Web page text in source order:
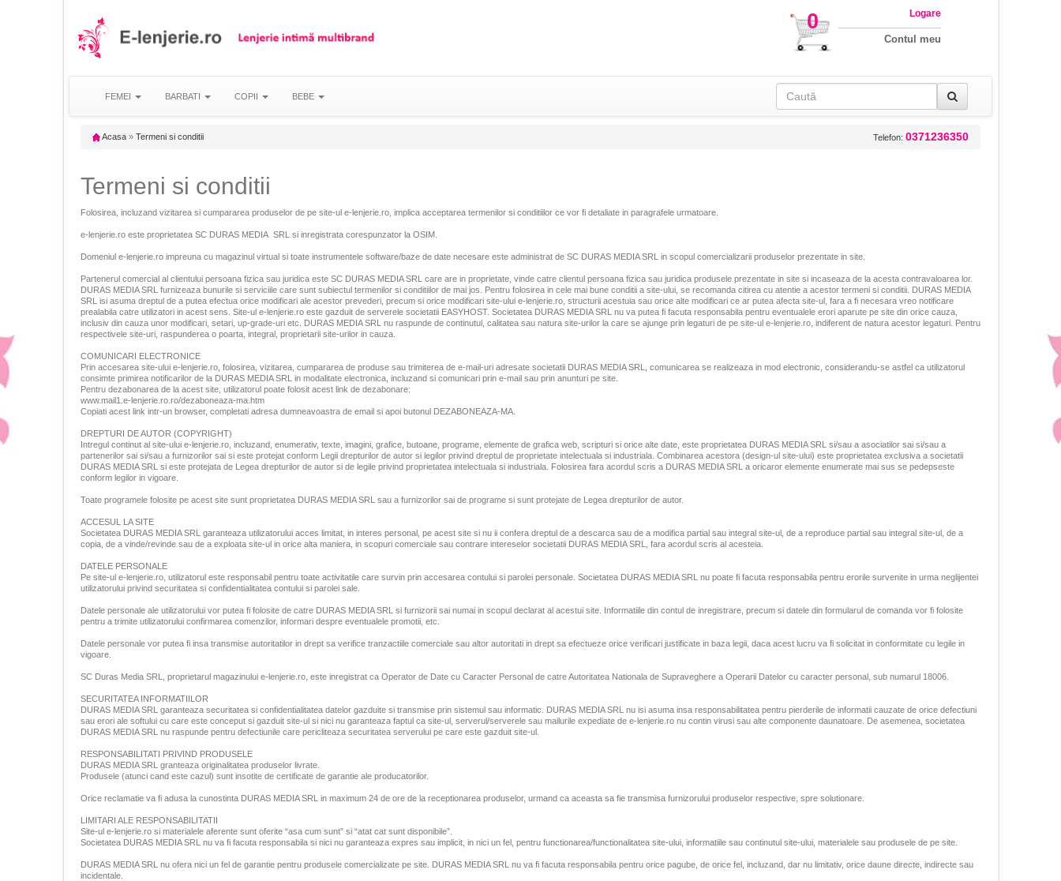
0 Logare
Contul meu
FEMEI BARBATI COPII BEBE
Acasa » Termeni si conditii Telefon: 0371236350
Termeni si conditii
Folosirea, incluzand vizitarea si cumpararea produselor de pe site-ul e-lenjerie.ro, implica acceptarea termenilor si conditiilor ce vor fi detaliate in paragrafele urmatoare.
e-lenjerie.ro este proprietatea SC DURAS MEDIA SRL si inregistrata corespunzator la OSIM.
Domeniul e-lenjerie.ro impreuna cu magazinul virtual si toate instrumentele software/baze de date necesare este administrat de SC DURAS MEDIA SRL in scopul comercializarii produselor prezentate in site.
Partenerul comercial al clientului persoana fizica sau juridica este SC DURAS MEDIA SRL care are in proprietate, vinde catre clientul persoana fizica sau juridica produsele prezentate in site si incaseaza de la acesta contravaloarea lor.
DURAS MEDIA SRL furnizeaza bunurile si serviciile care sunt subiectul termenilor si conditiilor de mai jos. Pentru folosirea in cele mai bune conditii a site-ului, se recomanda citirea cu atentie a acestor termeni si conditii. DURAS MEDIA
SRL isi asuma dreptul de a putea efectua orice modificari ale acestor prevederi, precum si orice modificari site-ului e-lenjerie.ro, structurii acestuia sau orice alte modificari ce ar putea afecta site-ul, fara a fi necesara vreo notificare
prealabila catre utilizatori in acest sens. Site-ul e-lenjerie.ro este gazduit de serverele societatii EASYHOST. Societatea DURAS MEDIA SRL nu va putea fi facuta responsabila pentru eventualele erori aparute pe site din orice cauza,
inclusiv din cauza unor modificari, setari, up-grade-uri etc. DURAS MEDIA SRL nu raspunde de continutul, calitatea sau natura site-urilor la care se ajunge prin legaturi de pe site-ul e-lenjerie.ro, indiferent de natura acestor legaturi. Pentru
respectivele site-uri, raspunderea o poarta, integral, proprietarii site-urilor in cauza.
COMUNICARI ELECTRONICE
Prin accesarea site-ului e-lenjerie.ro, folosirea, vizitarea, cumpararea de produse sau trimiterea de e-mail-uri adresate societatii DURAS MEDIA SRL, comunicarea se realizeaza in mod electronic, considerandu-se astfel ca utilizatorul
consimte primirea notificarilor de la DURAS MEDIA SRL in modalitate electronica, incluzand si comunicari prin e-mail sau prin anunturi pe site.
Pentru dezabonarea de la acest site, utilizatorul poate folosit acest link de dezabonare:
www.mail1.e-lenjerie.ro.ro/dezaboneaza-ma.htm
Copiati acest link intr-un browser, completati adresa dumneavoastra de email si apoi butonul DEZABONEAZA-MA.
DREPTURI DE AUTOR (COPYRIGHT)
Intregul continut al site-ului e-lenjerie.ro, incluzand, enumerativ, texte, imagini, grafice, butoane, programe, elemente de grafica web, scripturi si orice alte date, este proprietatea DURAS MEDIA SRL si/sau a asociatilor sai si/sau a
partenerilor sai si/sau a furnizorilor sai si este protejat conform Legii drepturilor de autor si legilor privind dreptul de proprietate intelectuala si industriala. Combinarea acestora (design-ul site-ului) este proprietatea exclusiva a societatii
DURAS MEDIA SRL si este protejata de Legea drepturilor de autor si de legile privind proprietatea intelectuala si industriala. Folosirea fara acordul scris a DURAS MEDIA SRL a oricaror elemente enumerate mai sus se pedepseste
conform legilor in vigoare.
Toate programele folosite pe acest site sunt proprietatea DURAS MEDIA SRL sau a furnizorilor sai de programe si sunt protejate de Legea drepturilor de autor.
ACCESUL LA SITE
Societatea DURAS MEDIA SRL garanteaza utilizatorului acces limitat, in interes personal, pe acest site si nu ii confera dreptul de a descarca sau de a modifica partial sau integral site-ul, de a reproduce partial sau integral site-ul, de a
copia, de a vinde/revinde sau de a exploata site-ul in orice alta maniera, in scopuri comerciale sau contrare intereselor societatii DURAS MEDIA SRL, fara acordul scris al acesteia.
DATELE PERSONALE
Pe site-ul e-lenjerie.ro, utilizatorul este responsabil pentru toate activitatile care survin prin accesarea contului si parolei personale. Societatea DURAS MEDIA SRL nu poate fi facuta responsabila pentru erorile survenite in urma neglijentei
utilizatorului privind securitatea si confidentialitatea contului si parolei sale.
Datele personale ale utilizatorului vor putea fi folosite de catre DURAS MEDIA SRL si furnizorii sai numai in scopul declarat al acestui site. Informatiile din contul de inregistrare, precum si datele din formularul de comanda vor fi folosite
pentru a trimite utilizatorului confirmarea comenzilor, informari despre eventualele promotii, etc.
Datele personale vor putea fi insa transmise autoritatilor in drept sa verifice tranzactiile comerciale sau altor autoritati in drept sa efectueze orice verificari justificate in baza legii, daca acest lucru va fi solicitat in conformitate cu legile in
vigoare.
SC Duras Media SRL, proprietarul magazinului e-lenjerie.ro, este inregistrat ca Operator de Date cu Caracter Personal de catre Autoritatea Nationala de Supraveghere a Operarii Datelor cu caracter personal, sub numarul 18006.
SECURITATEA INFORMATIILOR
DURAS MEDIA SRL garanteaza securitatea si confidentialitatea datelor gazduite si transmise prin sistemul sau informatic. DURAS MEDIA SRL nu isi asuma insa responsabilitatea pentru pierderile de informatii cauzate de orice defectiuni
sau erori ale softului cu care este conceput si gazduit site-ul si nici nu garanteaza faptul ca site-ul, serverul/serverele sau mailurile expediate de e-lenjerie.ro nu contin virusi sau alte componente daunatoare. De asemenea, societatea
DURAS MEDIA SRL nu raspunde pentru defectiunile care pericliteaza securitatea serverului pe care este gazduit site-ul.
RESPONSABILITATI PRIVIND PRODUSELE
DURAS MEDIA SRL granteaza originalitatea produselor livrate.
Produsele (atunci cand este cazul) sunt insotite de certificate de garantie ale producatorilor.
Orice reclamatie va fi adusa la cunostinta DURAS MEDIA SRL in maximum 24 de ore de la receptionarea produselor, urmand ca aceasta sa fie transmisa furnizorului produselor respective, spre solutionare.
LIMITARI ALE RESPONSABILITATII
Site-ul e-lenjerie.ro si materialele aferente sunt oferite “asa cum sunt” si “atat cat sunt disponibile”.
Societatea DURAS MEDIA SRL nu va fi facuta responsabila si nici nu garanteaza expres sau implicit, in nici un fel, pentru functionarea/functionalitatea site-ului, informatiile sau continutul site-ului, materialele sau produsele de pe site.
DURAS MEDIA SRL nu ofera nici un fel de garantie pentru produsele comercializate pe site. DURAS MEDIA SRL nu va fi facuta responsabila pentru orice pagube, de orice fel, incluzand, dar nu limitativ, orice daune directe, indirecte sau
incidentale.